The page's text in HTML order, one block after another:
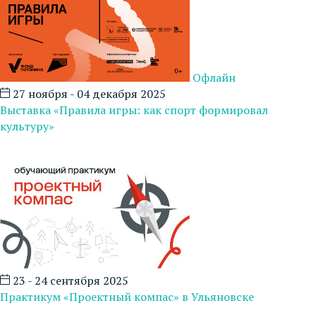
Офлайн
27 ноября - 04 декабря 2025
Выставка «Правила игры: как спорт формировал
культуру»
23 - 24 сентября 2025
Практикум «Проектный компас» в Ульяновске